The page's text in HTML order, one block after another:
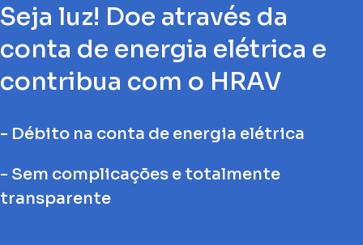
Seja luz! Doe através da
conta de energia elétrica e
contribua com o HRAV
- Débito na conta de energia elétrica
- Sem complicações e totalmente
transparente